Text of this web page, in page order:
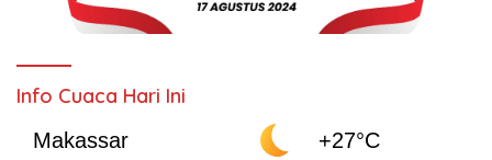
Info Cuaca Hari Ini
Makassar
+27°C